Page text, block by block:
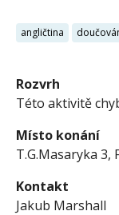
angličtina
Rozvrh
Této aktivitě
Místo konání
T.G.Masaryka 3,
Kontakt
Jakub Marshall